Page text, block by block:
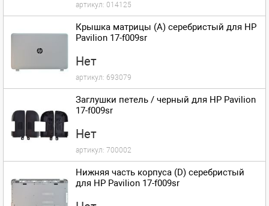
артикул: 014125
Крышка матрицы (A) серебристый для HP
Pavilion 17-f009sr
Нет
артикул: 693079
Заглушки петель / черный для HP Pavilion
17-f009sr
Нет
артикул: 700002
Нижняя часть корпуса (D) серебристый
для HP Pavilion 17-f009sr